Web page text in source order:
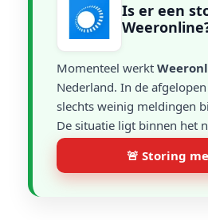
Is er een
Momenteel werkt
Nederland. In de
slechts weinig meldingen
De situatie ligt binnen het
🚨 Storing